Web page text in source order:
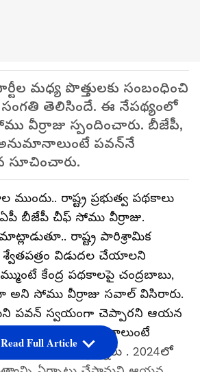
మధ్య పొత్తులకు సంబంధించి
సంగతి తెలిసిందే. ఈ నేపథ్యంలో
వీర్రాజు స్పందించారు. బీజేపీ,
పవన్‌నే
ముందు.. రాష్ట్ర ప్రభుత్వ పథకాలు
బీజేపీ చీఫ్ సోము వీర్రాజు.
రాష్ట్ర పారిశ్రామిక
శ్వేతపత్రం విడుదల చేయాలని
కేంద్ర పథకాలపై చంద్రబాబు,
అని సోము వీర్రాజు సవాల్ విసిరారు.
పవన్ స్వయంగా చెప్పారని ఆయన
పొత్తుపై అనుమానాలుంటే
వీర్రాజు పేర్కొన్నారు . 2024లో
Read Full Article